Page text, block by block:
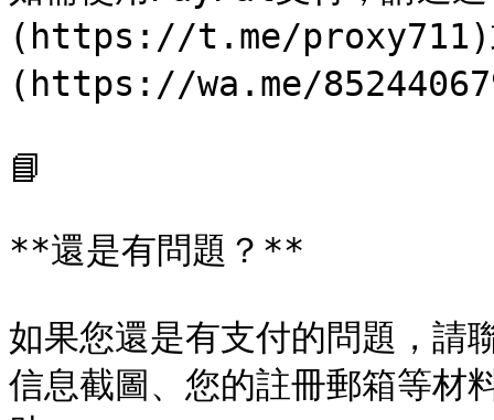
(https://t.me/proxy711)
(https://wa.me/
📘
**還是有問題？**
如果您還是有支付的問題，請
信息截圖、您的註冊郵箱等材